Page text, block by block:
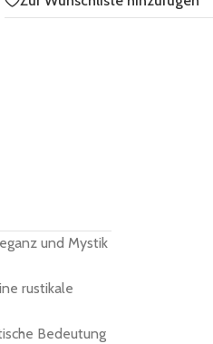
und Mystik
rustikale
Bedeutung